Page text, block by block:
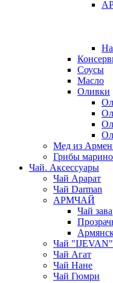
Соусы
Масло
Оливки
Мед из
Грибы
Чай. Аксессуары
Чай Арарат
Чай Darman
АРМЧАЙ
Чай
Чай
Чай Агат
Чай Нане
Чай Гюмри